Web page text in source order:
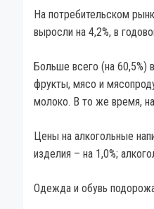
На потребительском
выросли на 4,2%, в
Больше всего (на 60,5%)
фрукты, мясо и
молоко. В то же время,
Цены на алкогольные
изделия – на 1,0%;
Одежда и обувь